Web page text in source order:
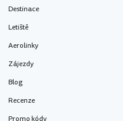
Destinace
Letiště
Aerolinky
Zájezdy
Blog
Recenze
Promo kódy